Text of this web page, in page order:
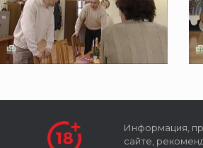
Информация,
сайте,